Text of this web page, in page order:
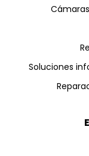
Soluciones